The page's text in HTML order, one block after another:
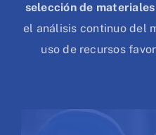
selección de
el análisis continuo del
uso de recursos